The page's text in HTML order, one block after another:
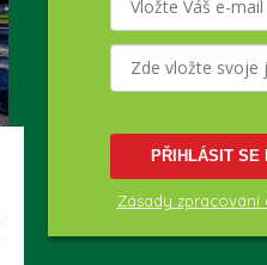
PŘIHLÁSIT SE
Zásady zpracování